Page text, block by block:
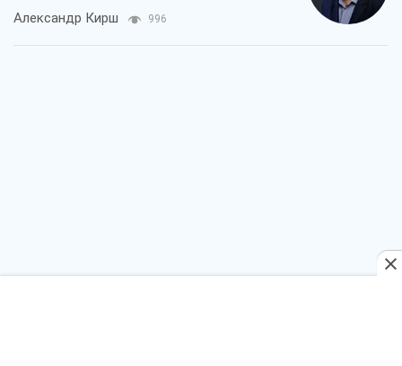
Александр Кирш 996